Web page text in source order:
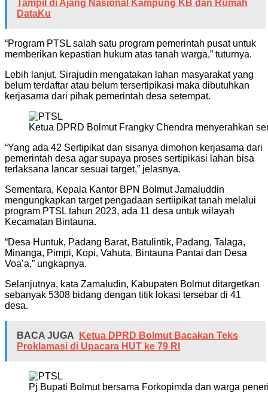
Tampil di Ajang Nasional Kampung KB dan Rumah
DataKu
“Program PTSL salah satu program pemerintah pusat untuk
memberikan kepastian hukum atas tanah warga,” tuturnya.
Lebih lanjut, Sirajudin mengatakan lahan masyarakat yang
belum terdaftar atau belum tersertipikasi maka dibutuhkan
kerjasama dari pihak pemerintah desa setempat.
Ketua DPRD Bolmut Frangky Chendra menyerahkan
“Yang ada 42 Sertipikat dan sisanya dimohon kerjasama dari
pemerintah desa agar supaya proses sertipikasi lahan bisa
terlaksana lancar sesuai target,” jelasnya.
Sementara, Kepala Kantor BPN Bolmut Jamaluddin
mengungkapkan target pengadaan sertiipikat tanah melalui
program PTSL tahun 2023, ada 11 desa untuk wilayah
Kecamatan Bintauna.
“Desa Huntuk, Padang Barat, Batulintik, Padang, Talaga,
Minanga, Pimpi, Kopi, Vahuta, Bintauna Pantai dan Desa
Voa’a,” ungkapnya.
Selanjutnya, kata Zamaludin, Kabupaten Bolmut ditargetkan
sebanyak 5308 bidang dengan titik lokasi tersebar di 41
desa.
BACA JUGA
Ketua DPRD Bolmut Bacakan Teks
Proklamasi di Upacara HUT ke 79 RI
Pj Bupati Bolmut bersama Forkopimda dan warga